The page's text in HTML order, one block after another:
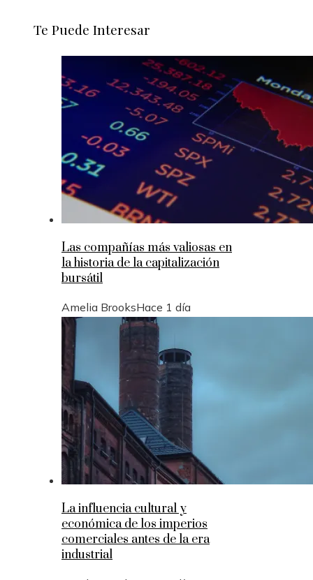
Te Puede Interesar
Las compañías más valiosas en
la historia de la capitalización
bursátil
Amelia BrooksHace 1 día
La influencia cultural y
económica de los imperios
comerciales antes de la era
industrial